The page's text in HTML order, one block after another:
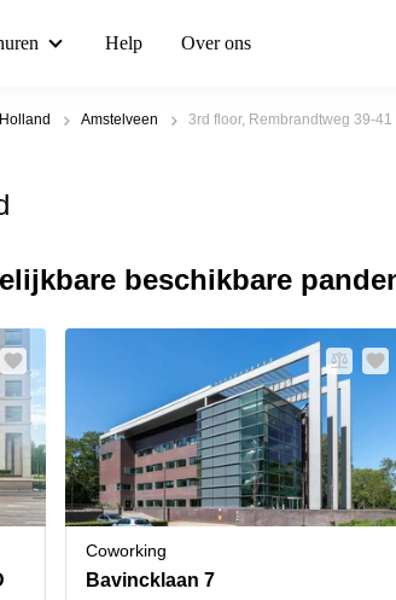
Help Over ons
Amstelveen 3rd floor, Rembrandtweg 39-41
beschikbare
Coworking
Bavincklaan 7